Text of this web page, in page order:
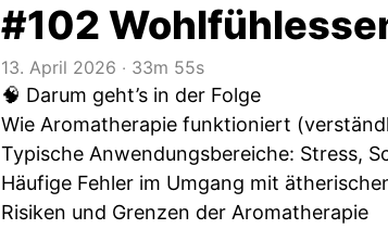
#102
13. April 2026 ‧ 33m 55s
🧠 Darum geht’s in der Folge
Wie Aromatherapie funktioniert
Typische Anwendungsbereiche: Stress,
Häufige Fehler im Umgang mit
Risiken und Grenzen der Aromatherapie